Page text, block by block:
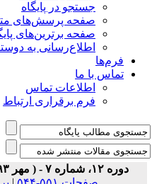
جستجو در پایگاه
صفحه پرسش‌های
صفحه برترین‌های
اطلاع‌رسانی به
فرم‌ها
تماس با ما
اطلاعات تماس
فرم برقراری ارتباط
دوره ۱۲، شماره ۷ - ( مهر ۱۳۹۳ )